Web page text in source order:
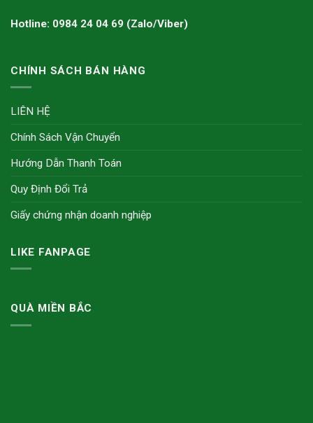
Hotline: 0984 24 04 69 (Zalo/Viber)
CHÍNH SÁCH BÁN HÀNG
LIÊN HỆ
Chính Sách Vận Chuyển
Hướng Dẫn Thanh Toán
Quy Định Đổi Trả
Giấy chứng nhận doanh nghiệp
LIKE FANPAGE
QUÀ MIỀN BẮC